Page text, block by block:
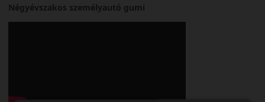
Négyévszakos személyautó gumi